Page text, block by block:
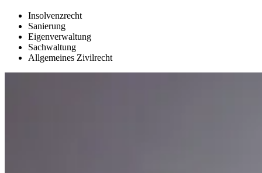
Insolvenzrecht
Sanierung
Eigenverwaltung
Sachwaltung
Allgemeines Zivilrecht